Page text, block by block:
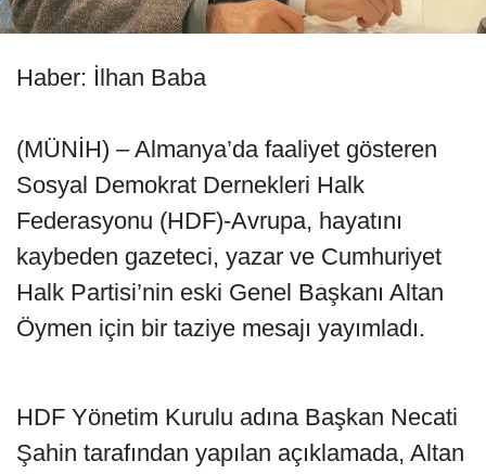
Haber: İlhan Baba
(MÜNİH) – Almanya’da faaliyet gösteren
Sosyal Demokrat Dernekleri Halk
Federasyonu (HDF)-Avrupa, hayatını
kaybeden gazeteci, yazar ve Cumhuriyet
Halk Partisi’nin eski Genel Başkanı Altan
Öymen için bir taziye mesajı yayımladı.
HDF Yönetim Kurulu adına Başkan Necati
Şahin tarafından yapılan açıklamada, Altan